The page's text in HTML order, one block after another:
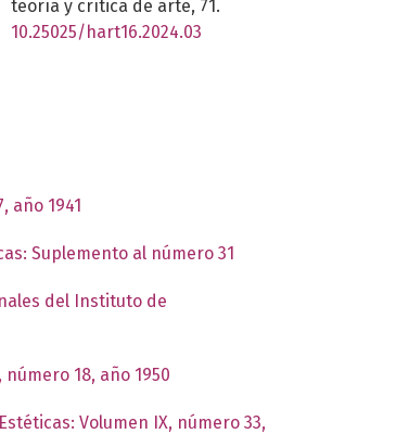
teoría y crítica de arte, 71.
10.25025/hart16.2024.03
año 1941
Suplemento al número 31
del Instituto de
18, año 1950
Volumen IX, número 33,